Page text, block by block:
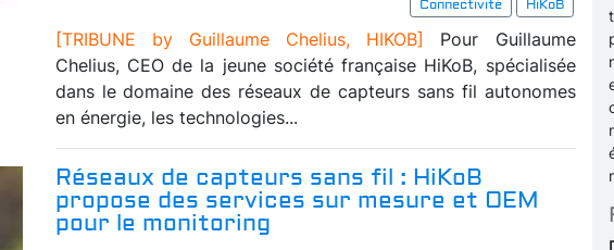
Connectivité
HiKoB
[TRIBUNE by Guillaume Chelius, HIKOB]
Pour Guillaume
Chelius, CEO de la jeune société française HiKoB, spécialisée
dans le domaine des réseaux de capteurs sans fil autonomes
en énergie, les technologies...
Réseaux de capteurs sans fil : HiKoB
propose des services sur mesure et OEM
pour le monitoring